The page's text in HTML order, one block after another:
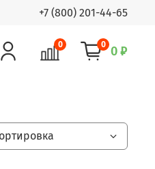
+7 (800) 201-44-65
0 0 0 ₽